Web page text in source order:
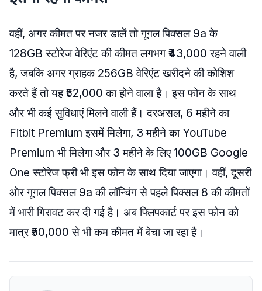
वहीं, अगर कीमत पर नजर डालें तो गूगल पिक्सल 9a के
128GB स्टोरेज वेरिएंट की कीमत लगभग ₹43,000 रहने वाली
है, जबकि अगर ग्राहक 256GB वेरिएंट खरीदने की कोशिश
करते हैं तो यह ₹52,000 का होने वाला है। इस फोन के साथ
और भी कई सुविधाएं मिलने वाली हैं। दरअसल, 6 महीने का
Fitbit Premium इसमें मिलेगा, 3 महीने का YouTube
Premium भी मिलेगा और 3 महीने के लिए 100GB Google
One स्टोरेज फ्री भी इस फोन के साथ दिया जाएगा। वहीं, दूसरी
ओर गूगल पिक्सल 9a की लॉन्चिंग से पहले पिक्सल 8 की कीमतों
में भारी गिरावट कर दी गई है। अब फ्लिपकार्ट पर इस फोन को
मात्र ₹50,000 से भी कम कीमत में बेचा जा रहा है।